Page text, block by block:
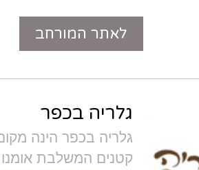
טלפון
הינה מקום מיוחד לאירועים
אומנות ומטבח יצירתי